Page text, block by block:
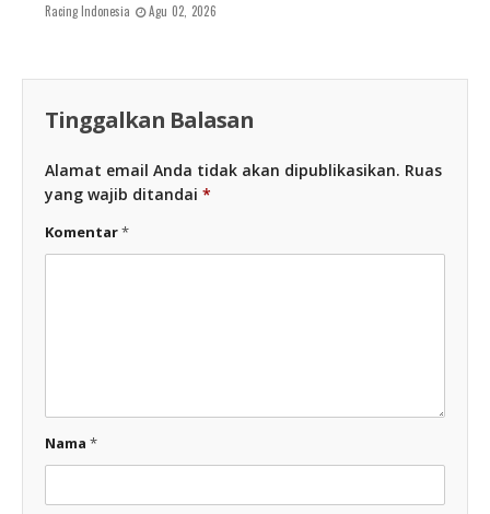
Racing Indonesia Agu 02, 2026
Tinggalkan Balasan
Alamat email Anda tidak akan dipublikasikan. Ruas
yang wajib ditandai *
Komentar*
Nama *